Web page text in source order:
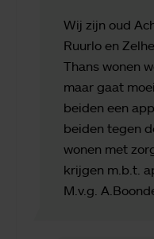
Wij zijn oud
Ruurlo en
Thans wonen
maar gaat
beiden een
beiden tegen
wonen met
krijgen m.b.t.
M.v.g.